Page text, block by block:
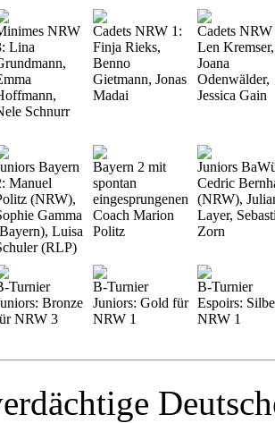
NRW
Lina
Schnurr
Cadets NRW 1:
Finja Rieks,
Benno
Gietmann, Jonas
Madai
Cadets NRW
Len Kremser,
Joana
Odenwälder,
Jessica Gain
Bayern
Manuel
(NRW),
Gamma
Luisa
(RLP)
Bayern 2 mit
spontan
eingesprungenen
Coach Marion
Politz
Juniors
Cedric
(NRW),
Layer,
Zorn
Turnier
Bronze
NRW 3
B-Turnier
Juniors: Gold für
NRW 1
B-Turnier
Espoirs:
NRW 1